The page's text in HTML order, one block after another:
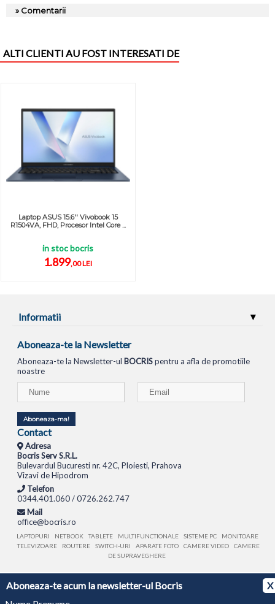
Aboneaza-te acum la newsletter-ul Bocris
X
» Comentarii
ALTI CLIENTI AU FOST INTERESATI DE
Laptop ASUS 15.6'' Vivobook 15
R1504VA, FHD, Procesor Intel Core ...
in stoc bocris
1.899,00 LEI
Informatii
Aboneaza-te la Newsletter
Aboneaza-te la Newsletter-ul BOCRISpentru a afla de promotiile
noastre
Aboneaza-ma!
Contact
Adresa
Bocris Serv S.R.L.
Bulevardul Bucuresti nr. 42C, Ploiesti, Prahova
Vizavi de Hipodrom
Telefon
0344.401.060 / 0726.262.747
Mail
office@bocris.ro
LAPTOPURI NETBOOK TABLETE MULTIFUNCTIONALE SISTEME PC
MONITOARE
TELEVIZOARE
ROUTERE SWITCH-URI APARATE FOTO CAMERE VIDEO
CAMERE
DE SUPRAVEGHERE
© 1994 - 2026 BOCRIS SERV S.R.L. | CUI: RO6260085, REG. COM.: J29/2413/1994